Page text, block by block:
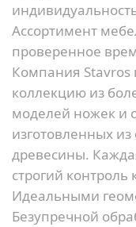
Ассортимент
проверенное
Компания Stavros
коллекцию из
моделей ножек и
изготовленных
древесины.
строгий контроль
Идеальными
Безупречной